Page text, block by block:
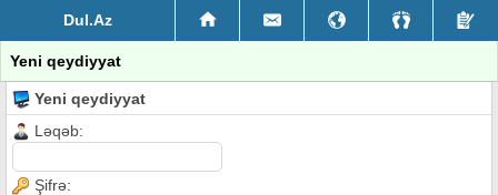
Dul.Az
Yeni qeydiyyat
Yeni qeydiyyat
Ləqəb:
Şifrə: